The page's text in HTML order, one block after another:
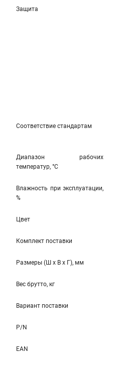
Защита
Соответствие стандартам
Диапазон рабочих
температур, °С
Влажность при эксплуатации,
%
Цвет
Комплект поставки
Размеры (Ш x В x Г), мм
Вес брутто, кг
Вариант поставки
P/N
EAN